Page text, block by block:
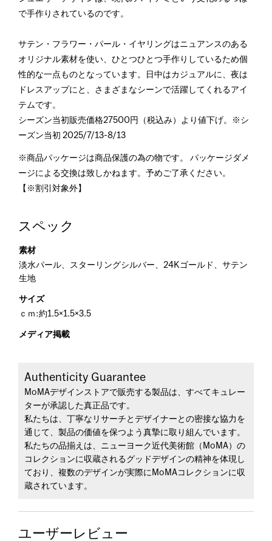
で手作りされているのです。
サテン・フラワー・パール・イヤリングはニュアンスのある
オリジナル素材を使い、ひとつひとつ手作りしているため個
性的な一点ものとなっています。日中はカジュアルに、夜は
ドレスアップにと、さまざまなシーンで活躍してくれるアイ
テムです。
シーズン当初販売価格27500円（税込み）より値下げ。※シ
ーズン当初 2025/7/13-8/13
※商品パッケージは商品保護の為の物です。 パッケージダメ
ージによる交換は致しかねます。予めご了承ください。
【※割引対象外】
スペック
素材
淡水パール、スターリングシルバー、24Kゴールド、サテン
生地
サイズ
ｃｍ:約1.5×1.5×3.5
メディア掲載
Authenticity Guarantee
MoMAデザインストアで販売する製品は、すべてキュレー
ターが承認した真正品です。
私たちは、丁寧なリサーチとデザイナーとの密接な協力を
通じて、製品の価値を保つよう真摯に取り組んでいます。
私たちの品揃えは、ニューヨーク近代美術館（MoMA）の
コレクションに収蔵されるグッドデザインの精神を体現し
ており、複数のデザインが実際にMoMAコレクションに収
蔵されています。
ユーザーレビュー